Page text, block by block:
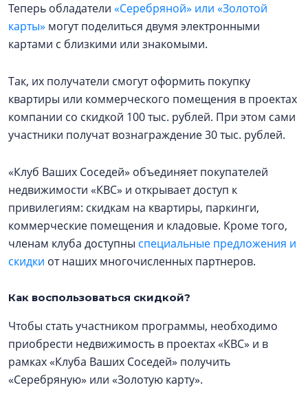
Теперь обладатели «Серебряной» или «Золотой
карты» могут поделиться двумя электронными
картами с близкими или знакомыми.
Так, их получатели смогут оформить покупку
квартиры или коммерческого помещения в проектах
компании со скидкой 100 тыс. рублей. При этом сами
участники получат вознаграждение 30 тыс. рублей.
«Клуб Ваших Соседей» объединяет покупателей
недвижимости «КВС» и открывает доступ к
привилегиям: скидкам на квартиры, паркинги,
коммерческие помещения и кладовые. Кроме того,
членам клуба доступны специальные предложения и
скидки от наших многочисленных партнеров.
Как воспользоваться скидкой?
Чтобы стать участником программы, необходимо
приобрести недвижимость в проектах «КВС» и в
рамках «Клуба Ваших Соседей» получить
«Серебряную» или «Золотую карту».